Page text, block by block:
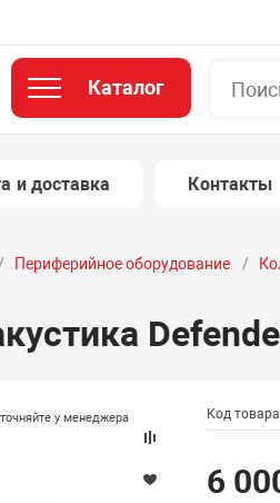
Каталог
и доставка Контакты
Периферийное оборудование
у менеджера Код
6